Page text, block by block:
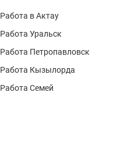
Работа в Актау
Работа Уральск
Работа Петропавловск
Работа Кызылорда
Работа Семей